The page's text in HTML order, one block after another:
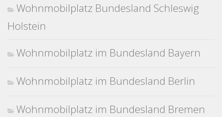
Wohnmobilplatz Bundesland Schleswig
Holstein
Wohnmobilplatz im Bundesland Bayern
Wohnmobilplatz im Bundesland Berlin
Wohnmobilplatz im Bundesland Bremen